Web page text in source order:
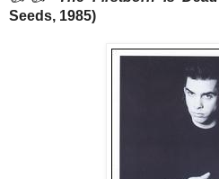
Seeds, 1985)